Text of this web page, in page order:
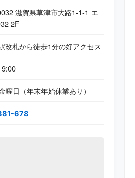
滋賀県草津市大路1-1-1 エ
2F
改札から徒歩1分の好アクセス
曜日（年末年始休業あり）
678